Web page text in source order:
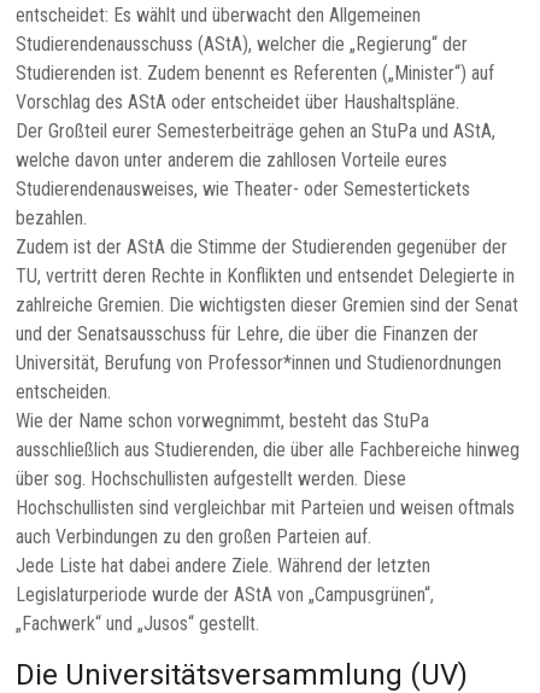
entscheidet: Es wählt und überwacht den Allgemeinen
Studierendenausschuss (AStA), welcher die „Regierung“ der
Studierenden ist. Zudem benennt es Referenten („Minister“) auf
Vorschlag des AStA oder entscheidet über Haushaltspläne.
Der Großteil eurer Semesterbeiträge gehen an StuPa und AStA,
welche davon unter anderem die zahllosen Vorteile eures
Studierendenausweises, wie Theater- oder Semestertickets
bezahlen.
Zudem ist der AStA die Stimme der Studierenden gegenüber der
TU, vertritt deren Rechte in Konflikten und entsendet Delegierte in
zahlreiche Gremien. Die wichtigsten dieser Gremien sind der Senat
und der Senatsausschuss für Lehre, die über die Finanzen der
Universität, Berufung von Professor*innen und Studienordnungen
entscheiden.
Wie der Name schon vorwegnimmt, besteht das StuPa
ausschließlich aus Studierenden, die über alle Fachbereiche hinweg
über sog. Hochschullisten aufgestellt werden. Diese
Hochschullisten sind vergleichbar mit Parteien und weisen oftmals
auch Verbindungen zu den großen Parteien auf.
Jede Liste hat dabei andere Ziele. Während der letzten
Legislaturperiode wurde der AStA von „Campusgrünen“,
„Fachwerk“ und „Jusos“ gestellt.
Die Universitätsversammlung (UV)